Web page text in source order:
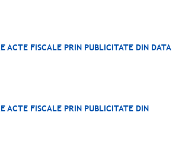
ACTE FISCALE PRIN PUBLICITATE DIN DATA
ACTE FISCALE PRIN PUBLICITATE DIN